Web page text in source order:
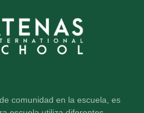
comunidad en la escuela, es